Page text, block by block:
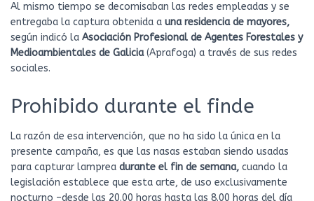
Al mismo tiempo se decomisaban las redes empleadas y se
entregaba la captura obtenida a una residencia de mayores,
según indicó la Asociación Profesional de Agentes Forestales y
Medioambientales de Galicia(Aprafoga) a través de sus redes
sociales.
Prohibido durante el finde
La razón de esa intervención, que no ha sido la única en la
presente campaña, es que las nasas estaban siendo usadas
para capturar lamprea durante el fin de semana, cuando la
legislación establece que esta arte, de uso exclusivamente
nocturno –desde las 20.00 horas hasta las 8.00 horas del día